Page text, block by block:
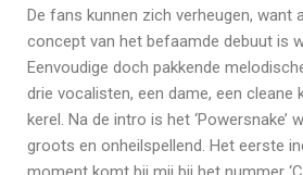
De fans kunnen zich verheugen, want
concept van het befaamde debuut is
Eenvoudige doch pakkende
drie vocalisten, een dame, een cleane
kerel. Na de intro is het ‘Powersnake’
groots en onheilspellend. Het eerste